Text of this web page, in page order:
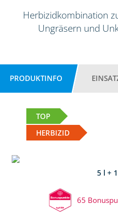
Herbizidkombination
Ungräsern und
PRODUKTINFO
TOP
HERBIZID
5 l +
65